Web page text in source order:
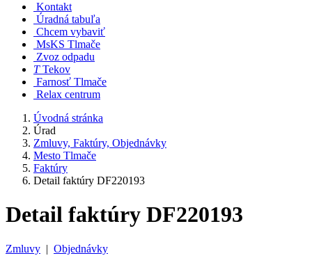
Kontakt
Úradná tabuľa
Chcem vybaviť
MsKS Tlmače
Zvoz odpadu
T Tekov
Farnosť Tlmače
Relax centrum
Úvodná stránka
Úrad
Zmluvy, Faktúry, Objednávky
Mesto Tlmače
Faktúry
Detail faktúry DF220193
Detail faktúry DF220193
Zmluvy | Objednávky